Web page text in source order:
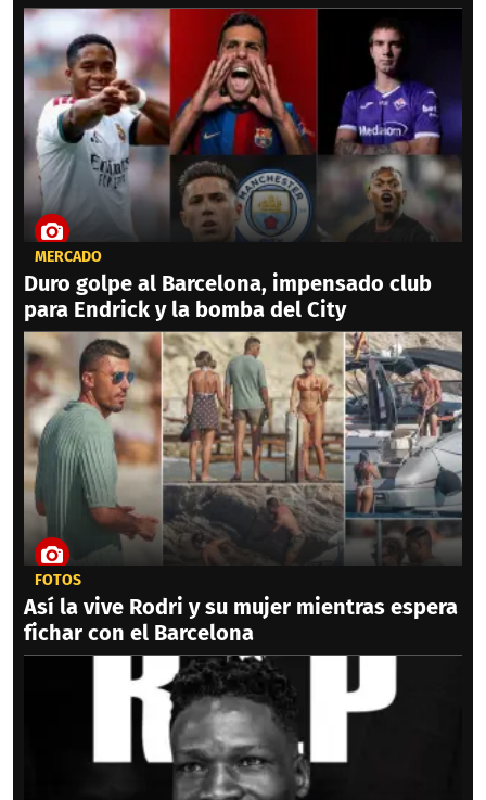
MERCADO
Duro golpe al Barcelona, impensado club
para Endrick y la bomba del City
FOTOS
Así la vive Rodri y su mujer mientras espera
fichar con el Barcelona